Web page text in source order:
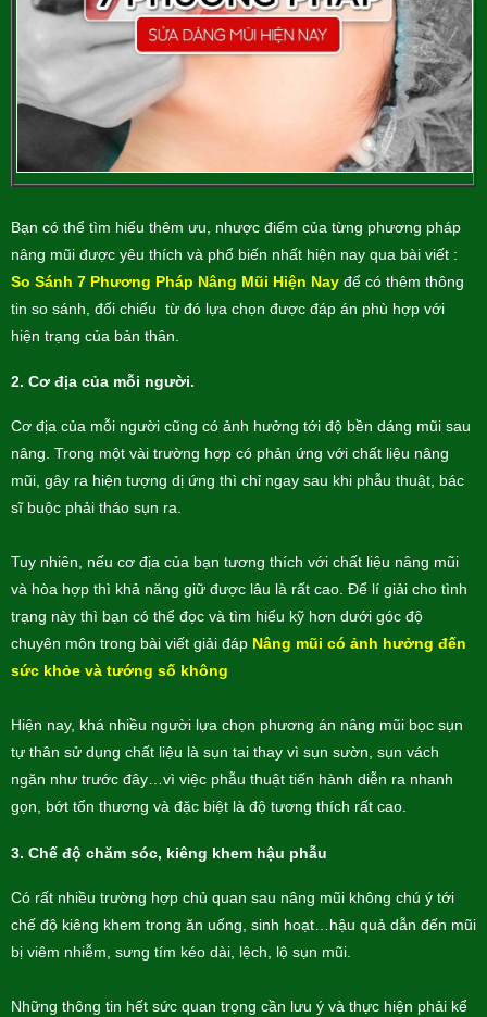
Bạn có thể tìm hiểu thêm ưu, nhược điểm của từng phương pháp
nâng mũi được yêu thích và phổ biến nhất hiện nay qua bài viết :
So Sánh 7 Phương Pháp Nâng Mũi Hiện Nay để có thêm thông
tin so sánh, đối chiếu từ đó lựa chọn được đáp án phù hợp với
hiện trạng của bản thân.
2. Cơ địa của mỗi người.
Cơ địa của mỗi người cũng có ảnh hưởng tới độ bền dáng mũi sau
nâng. Trong một vài trường hợp có phản ứng với chất liệu nâng
mũi, gây ra hiện tượng dị ứng thì chỉ ngay sau khi phẫu thuật, bác
sĩ buộc phải tháo sụn ra.
Tuy nhiên, nếu cơ địa của bạn tương thích với chất liệu nâng mũi
và hòa hợp thì khả năng giữ được lâu là rất cao. Để lí giải cho tình
trạng này thì bạn có thể đọc và tìm hiểu kỹ hơn dưới góc độ
chuyên môn trong bài viết giải đáp Nâng mũi có ảnh hưởng đến
sức khỏe và tướng số không
Hiện nay, khá nhiều người lựa chọn phương án nâng mũi bọc sụn
tự thân sử dụng chất liệu là sụn tai thay vì sụn sườn, sụn vách
ngăn như trước đây…vì việc phẫu thuật tiến hành diễn ra nhanh
gọn, bớt tổn thương và đặc biệt là độ tương thích rất cao.
3. Chế độ chăm sóc, kiêng khem hậu phẫu
Có rất nhiều trường hợp chủ quan sau nâng mũi không chú ý tới
chế độ kiêng khem trong ăn uống, sinh hoạt…hậu quả dẫn đến mũi
bị viêm nhiễm, sưng tím kéo dài, lệch, lộ sụn mũi.
Những thông tin hết sức quan trọng cần lưu ý và thực hiện phải kể